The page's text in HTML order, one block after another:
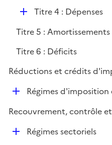
D
p
l
e
Titre 4 : Dépenses
Titre 5 : Amortissements
Titre 6 : Déficits
Réductions et crédits
D
p
Régimes
Recouvrement, contrôle
DRégimes sectoriels